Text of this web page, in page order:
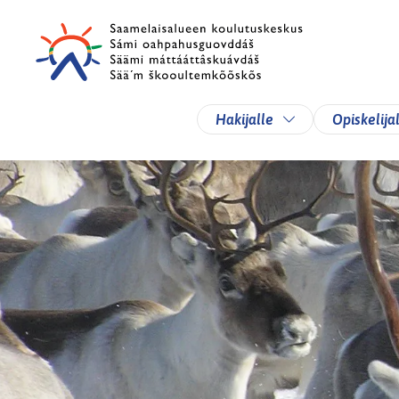
Siirry pääsisältöön Siirry päävalikkoon
Hakijalle Vaihda